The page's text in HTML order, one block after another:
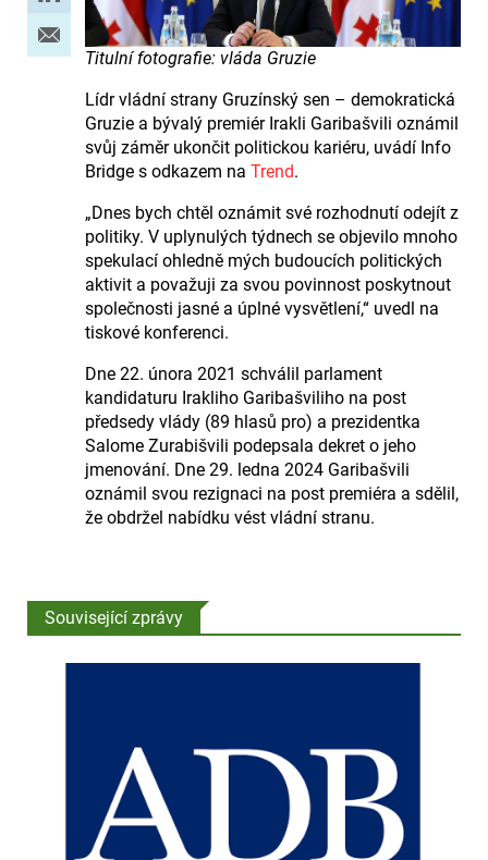
Titulní fotografie: vláda Gruzie
Lídr vládní strany Gruzínský sen – demokratická
Gruzie a bývalý premiér Irakli Garibašvili oznámil
svůj záměr ukončit politickou kariéru, uvádí Info
Bridge s odkazem na Trend.
„Dnes bych chtěl oznámit své rozhodnutí odejít z
politiky. V uplynulých týdnech se objevilo mnoho
spekulací ohledně mých budoucích politických
aktivit a považuji za svou povinnost poskytnout
společnosti jasné a úplné vysvětlení,“ uvedl na
tiskové konferenci.
Dne 22. února 2021 schválil parlament
kandidaturu Irakliho Garibašviliho na post
předsedy vlády (89 hlasů pro) a prezidentka
Salome Zurabišvili podepsala dekret o jeho
jmenování. Dne 29. ledna 2024 Garibašvili
oznámil svou rezignaci na post premiéra a sdělil,
že obdržel nabídku vést vládní stranu.
Související zprávy